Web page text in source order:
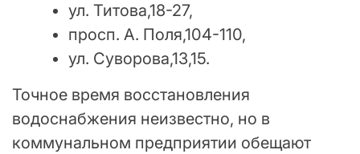
ул. Титова,18-27,
просп. А. Поля,104-110,
ул. Суворова,13,15.
Точное время восстановления
водоснабжения неизвестно, но в
коммунальном предприятии обещают